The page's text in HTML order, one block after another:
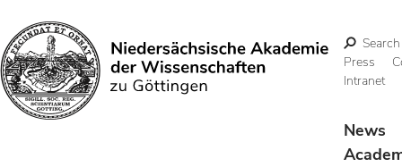
Search
Search
Press
Intranet
News